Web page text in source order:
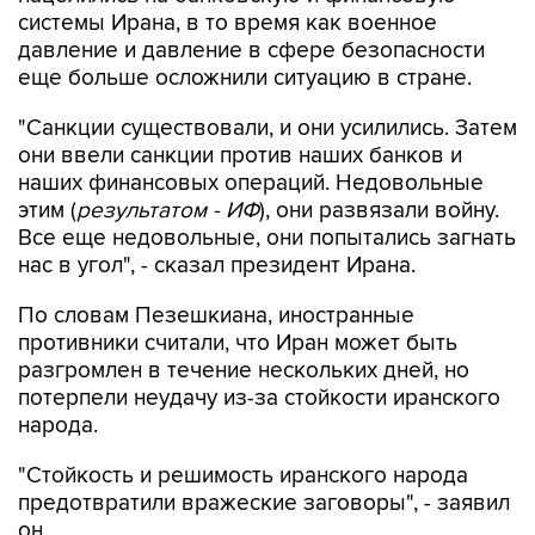
системы Ирана, в то время как военное
давление и давление в сфере безопасности
еще больше осложнили ситуацию в стране.
"Санкции существовали, и они усилились. Затем
они ввели санкции против наших банков и
наших финансовых операций. Недовольные
этим (результатом - ИФ), они развязали войну.
Все еще недовольные, они попытались загнать
нас в угол", - сказал президент Ирана.
По словам Пезешкиана, иностранные
противники считали, что Иран может быть
разгромлен в течение нескольких дней, но
потерпели неудачу из-за стойкости иранского
народа.
"Стойкость и решимость иранского народа
предотвратили вражеские заговоры", - заявил